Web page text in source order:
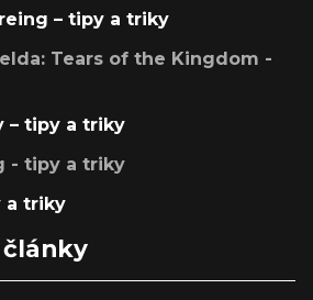
– tipy a triky
Tears of the Kingdom -
– tipy a triky
- tipy a triky
a triky